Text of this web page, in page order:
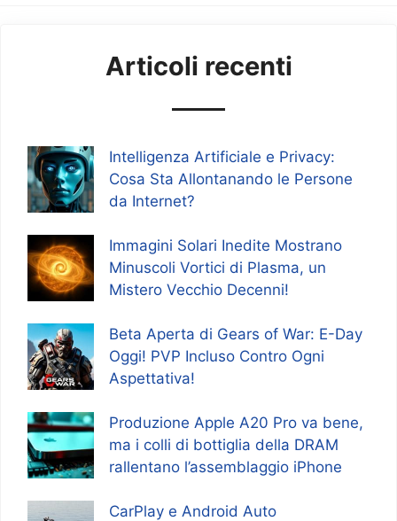
Articoli recenti
Intelligenza Artificiale e Privacy:
Cosa Sta Allontanando le Persone
da Internet?
Immagini Solari Inedite Mostrano
Minuscoli Vortici di Plasma, un
Mistero Vecchio Decenni!
Beta Aperta di Gears of War: E-Day
Oggi! PVP Incluso Contro Ogni
Aspettativa!
Produzione Apple A20 Pro va bene,
ma i colli di bottiglia della DRAM
rallentano l’assemblaggio iPhone
CarPlay e Android Auto